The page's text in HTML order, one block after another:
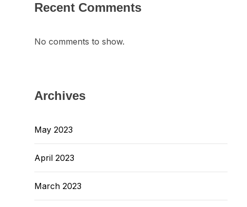
Recent Comments
No comments to show.
Archives
May 2023
April 2023
March 2023